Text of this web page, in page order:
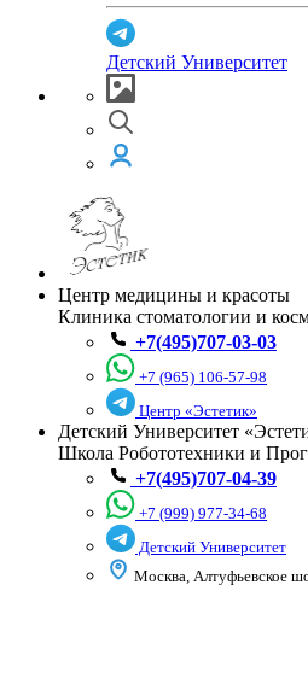
Детский Университет
Центр медицины и красоты
Клиника стоматологии и
+7(495)707-03-03
+7 (965) 106-57-98
Центр «Эстетик»
Детский Университет
Школа Робототехники и
+7(495)707-04-39
+7 (999) 977-34-68
Детский Университет
Москва, Алтуфьевское